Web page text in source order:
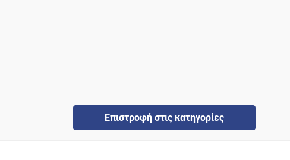
Επιστροφή στις κατηγορίες